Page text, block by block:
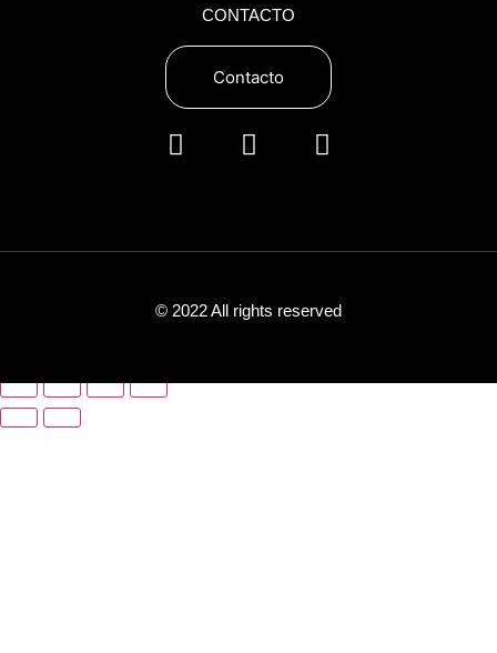
CONTACTO
Contacto
© 2022 All rights reserved